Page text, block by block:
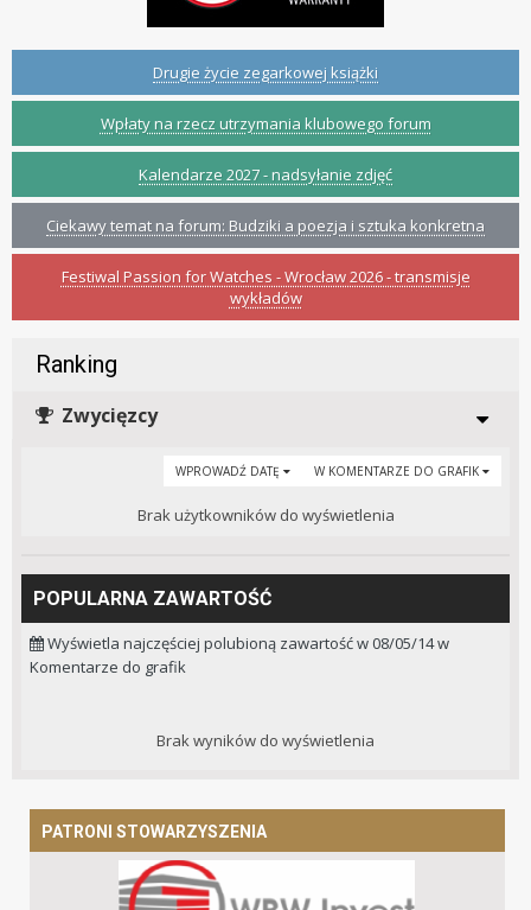
Drugie życie zegarkowej książki
Wpłaty na rzecz utrzymania klubowego forum
Kalendarze 2027 - nadsyłanie zdjęć
Ciekawy temat na forum: Budziki a poezja i sztuka konkretna
Festiwal Passion for Watches - Wrocław 2026 - transmisje
wykładów
Ranking
Zwycięzcy
W KOMENTARZE DO GRAFIK
WPROWADŹ DATĘ
Brak użytkowników do wyświetlenia
POPULARNA ZAWARTOŚĆ
Wyświetla najczęściej polubioną zawartość w 08/05/14 w
Komentarze do grafik
Brak wyników do wyświetlenia
PATRONI STOWARZYSZENIA